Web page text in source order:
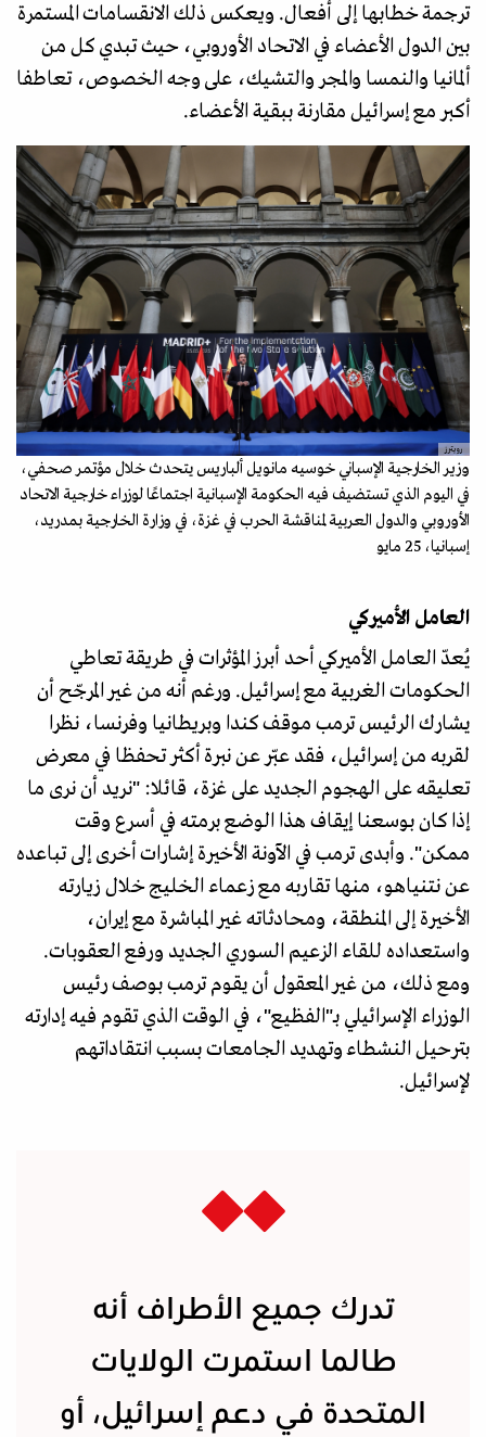
ترجمة خطابها إلى أفعال. ويعكس ذلك الانقسامات المستمرة
بين الدول الأعضاء في الاتحاد الأوروبي، حيث تبدي كل من
ألمانيا والنمسا والمجر والتشيك، على وجه الخصوص، تعاطفا
أكبر مع إسرائيل مقارنة ببقية الأعضاء.
رويترز
وزير الخارجية الإسباني خوسيه مانويل ألباريس يتحدث خلال مؤتمر صحفي،
في اليوم الذي تستضيف فيه الحكومة الإسبانية اجتماعًا لوزراء خارجية الاتحاد
الأوروبي والدول العربية لمناقشة الحرب في غزة، في وزارة الخارجية بمدريد،
إسبانيا، 25 مايو
العامل الأميركي
يُعدّ العامل الأميركي أحد أبرز المؤثرات في طريقة تعاطي
الحكومات الغربية مع إسرائيل. ورغم أنه من غير المرجّح أن
يشارك الرئيس ترمب موقف كندا وبريطانيا وفرنسا، نظرا
لقربه من إسرائيل، فقد عبّر عن نبرة أكثر تحفظا في معرض
تعليقه على الهجوم الجديد على غزة، قائلا: "نريد أن نرى ما
إذا كان بوسعنا إيقاف هذا الوضع برمته في أسرع وقت
ممكن". وأبدى ترمب في الآونة الأخيرة إشارات أخرى إلى تباعده
عن نتنياهو، منها تقاربه مع زعماء الخليج خلال زيارته
الأخيرة إلى المنطقة، ومحادثاته غير المباشرة مع إيران،
واستعداده للقاء الزعيم السوري الجديد ورفع العقوبات.
ومع ذلك، من غير المعقول أن يقوم ترمب بوصف رئيس
الوزراء الإسرائيلي بـ"الفظيع"، في الوقت الذي تقوم فيه إدارته
بترحيل النشطاء وتهديد الجامعات بسبب انتقاداتهم
لإسرائيل.
تدرك جميع الأطراف أنه
طالما استمرت الولايات
المتحدة في دعم إسرائيل، أو